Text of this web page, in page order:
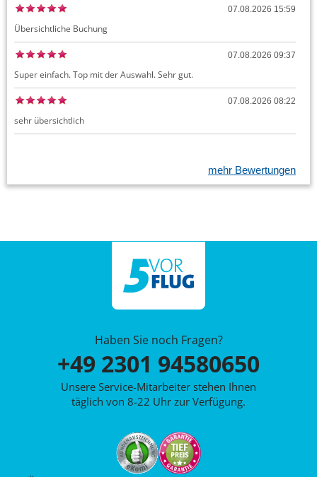
07.08.2026 15:59
Übersichtliche Buchung
07.08.2026 09:37
Super einfach. Top mit der Auswahl. Sehr gut.
07.08.2026 08:22
sehr übersichtlich
mehr Bewertungen
Haben Sie noch Fragen?
+49 2301 94580650
Unsere Service-Mitarbeiter stehen Ihnen
täglich von 8-22 Uhr zur Verfügung.